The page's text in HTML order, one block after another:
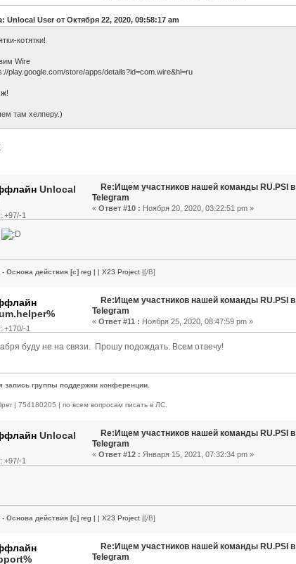
Unlocal User от Октября 22, 2020, 09:58:17 am
котятки!
Wire
play.google.com/store/apps/details?id=com.wire&hl=ru
!
там хелперу.)
Unlocal
+97/-1
Re:Ищем участников нашей команды RU.PSI в
Telegram
« Ответ #10 : Ноября 20, 2020, 03:22:51 pm »
- Основа действия [c] reg | | X23 Project |[/B]
+170/-1
Re:Ищем участников нашей команды RU.PSI в
Telegram
« Ответ #11 : Ноября 25, 2020, 08:47:59 pm »
буду не на связи. Прошу подождать. Всем отвечу!
запись группы поддержки конференции.
| 754180205 | по всем вопросам писать в ЛС.
Unlocal
+97/-1
Re:Ищем участников нашей команды RU.PSI в
Telegram
« Ответ #12 : Января 15, 2021, 07:32:34 pm »
- Основа действия [c] reg | | X23 Project |[/B]
Re:Ищем участников нашей команды RU.PSI в
Telegram